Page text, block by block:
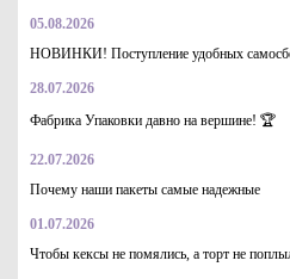
Пакет ( конверт) из
15.7
05.08.2026
НОВИНКИ! Поступление удобных
28.07.2026
Фабрика Упаковки давно на вершине! 🏆
22.07.2026
Почему наши пакеты самые надежные
01.07.2026
Чтобы кексы не помялись, а торт не